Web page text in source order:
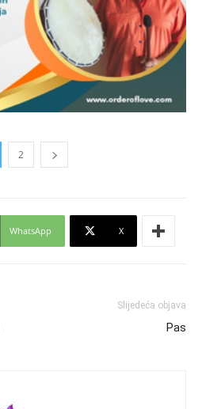
2
WhatsApp X
Slijedeća objava
Pas